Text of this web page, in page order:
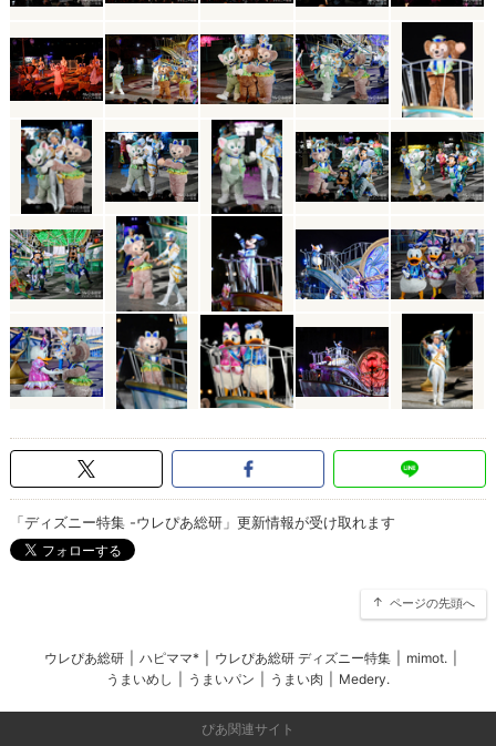
「ディズニー特集 -ウレぴあ総研」更新情報が受け取れます
ページの先頭へ
ウレぴあ総研 ハピママ* ウレぴあ総研 ディズニー特集 mimot.
うまいめし
うまいパン うまい肉 Medery.
ぴあ関連サイト